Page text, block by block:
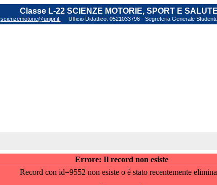
Classe L-22 SCIENZE MOTORIE, SPORT E SALUTE
scienzemotorie@unipr.it Ufficio Didattico: 0521033796 - Segreteria Generale
Errore: Il record non esiste
Record con id=9552 non esiste o è stato recentemente